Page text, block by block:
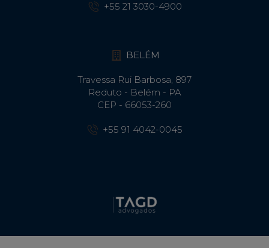
+55 21 3030-4900
BELÉM
Travessa Rui Barbosa, 897
Reduto - Belém - PA
CEP - 66053-260
+55 91 4042-0045